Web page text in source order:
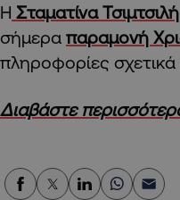
Η Σταματίνα Τσιμτσιλή
σήμερα παραμονή
πληροφορίες σχετικά
Διαβάστε